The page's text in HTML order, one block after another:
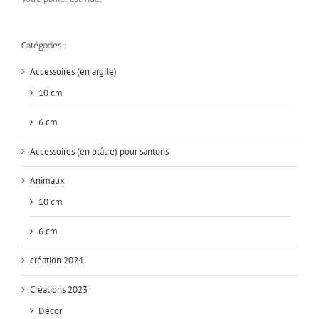
Catégories :
Accessoires (en argile)
10 cm
6 cm
Accessoires (en plâtre) pour santons
Animaux
10 cm
6 cm
création 2024
Créations 2023
Décor